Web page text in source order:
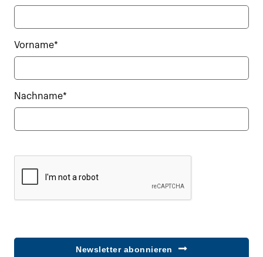
Vorname*
Nachname*
Newsletter abonnieren